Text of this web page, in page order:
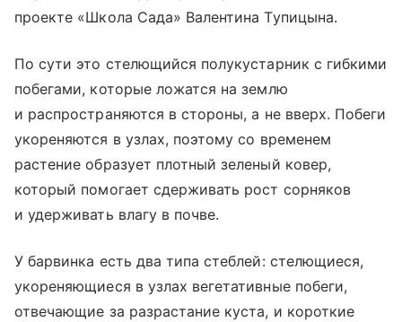
проекте «Школа Сада» Валентина Тупицына.
По сути это стелющийся полукустарник с гибкими
побегами, которые ложатся на землю
и распространяются в стороны, а не вверх. Побеги
укореняются в узлах, поэтому со временем
растение образует плотный зеленый ковер,
который помогает сдерживать рост сорняков
и удерживать влагу в почве.
У барвинка есть два типа стеблей: стелющиеся,
укореняющиеся в узлах вегетативные побеги,
отвечающие за разрастание куста, и короткие